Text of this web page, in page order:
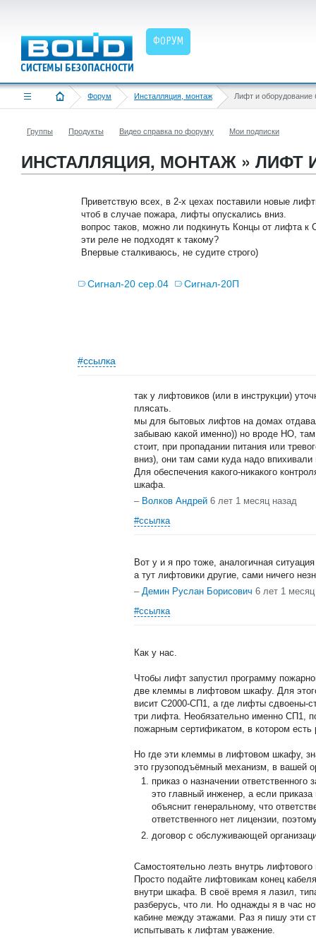
ФОРУМ
Форум Инсталляция, монтаж Лифт и оборудование
Группы Продукты Видео справка по форуму Мои подписки
ИНСТАЛЛЯЦИЯ, МОНТАЖ » ЛИФТ
Приветствую всех, в 2-х цехах поставили новые
чтоб в случае пожара, лифты опускались вниз.
вопрос таков, можно ли подкинуть Концы от лифта к
эти реле не подходят к такому?
Впервые сталкиваюсь, не судите строго)
Сигнал-20 сер.04 Сигнал-20П
#ссылка
так у лифтовиков (или в инструкции)
плясать.
мы для бытовых лифтов на домах
забываю какой именно)) но вроде НО,
стоит, при пропадании питания или
вниз), они там сами куда надо впихивали
Для обеспечения какого-никакого
шкафа.
– Волков Андрей 6 лет 1 месяц назад
#ссылка
Вот у и я про тоже, аналогичная
а тут лифтовики другие, сами ничего
– Демин Руслан Борисович 6 лет 1
#ссылка
Как у нас.
Чтобы лифт запустил программу
две клеммы в лифтовом шкафу. Для
висит С2000-СП1, а где лифты сдвоены-
три лифта. Необязательно именно СП1,
пожарным сертификатом, в котором
Но где эти клеммы в лифтовом шкафу,
это грузоподъёмный механизм, в вашей
приказ о назначении
это главный инженер, а если
объяснит генеральному, что
ответственного нет лицензии,
договор с обслуживающей
Самостоятельно лезть внутрь
Просто подайте лифтовикам конец
внутри шкафа. В своё время я лазил,
разберусь, что ли. Но однажды я в час
кабине между этажами. Раз я пишу эти
испытывать к лифтам уважение.